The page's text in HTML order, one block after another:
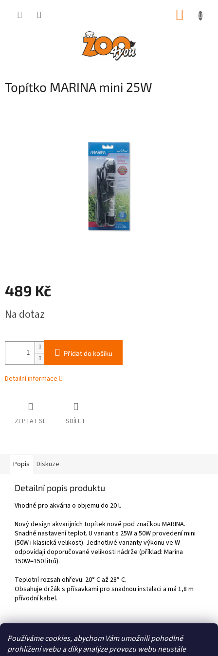
Používáme cookies, abychom Vám umožnili pohodlné
prohlížení webu a díky analýze provozu webu neustále
Topítko MARINA mini 25W
489 Kč
cena:
Na dotaz
Přidat do košíku
Detailní informace
ZEPTAT SE SDÍLET
Popis Diskuze
Detailní popis produktu
Vhodné pro akvária o objemu do 20 l.
Nový design akvarijních topítek nově pod značkou MARINA.
Snadné nastavení teplot. U variant s 25W a 50W provedení mini
(50W i klasická velikost). Jednotlivé varianty výkonu ve W
odpovídají doporučované velikosti nádrže (příklad: Marina
150W=150 litrů).
Teplotní rozsah ohřevu: 20° C až 28° C.
Obsahuje držák s přísavkami pro snadnou instalaci a má 1,8 m
přívodní kabel.
Zboží.cz Heureka.cz